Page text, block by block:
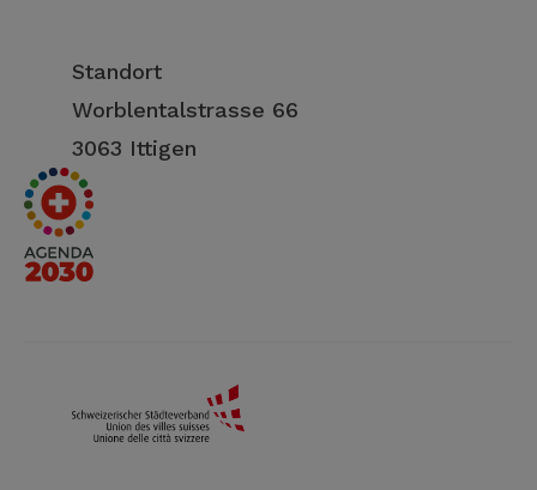
Standort
Worblentalstrasse 66
3063 Ittigen